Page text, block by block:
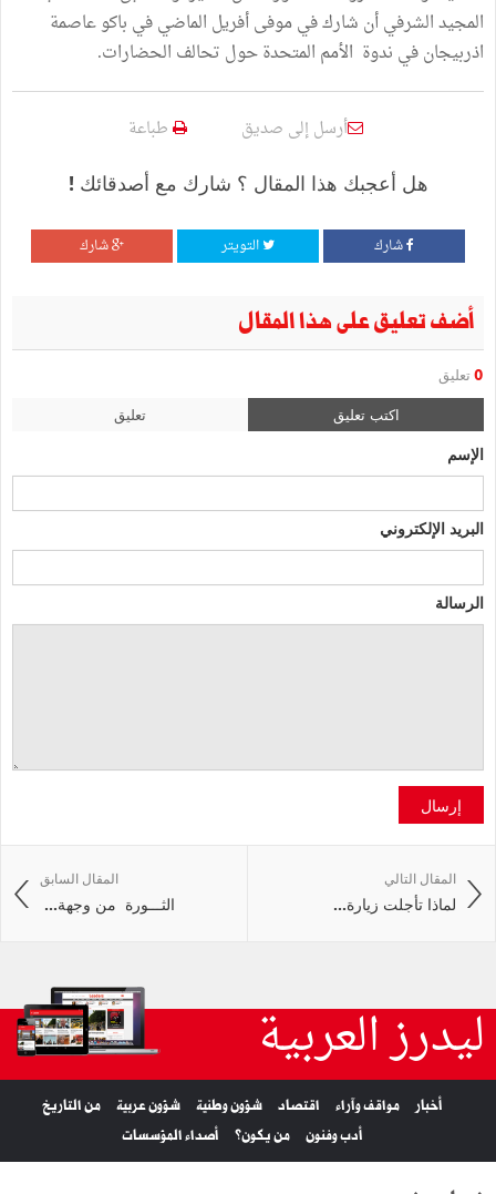
المجيدالشرفيأن شاركفيموفىأفريل الماضيفي باكوعاصمة
اذربيجانفي ندوة الأمم المتحدةحول تحالف الحضارات.
أرسل إلى صديق طباعة
هل أعجبك هذا المقال ؟ شارك مع أصدقائك !
شارك التويتر شارك
أضف تعليق على هذا المقال
0 تعليق
اكتب تعليق تعليق
الإسم
البريد الإلكتروني
الرسالة
إرسال
المقال السابق
الثـــورة‭ ‬ من‭ ‬وجهة‭ ...
المقال التالي
لماذا‭ ‬تأجلت‭ ‬زيارة‭ ...
ليدرز العربية
أخبار مواقف وآراء اقتصاد شؤون وطنية شؤون عربية
من التاريخ
أدب وفنون
من يكون؟ أصداء المؤسسات